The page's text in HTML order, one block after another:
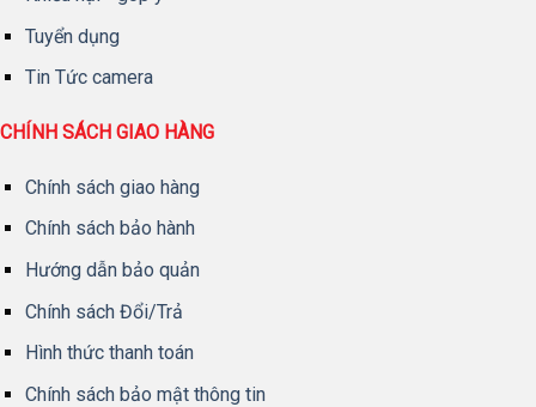
Tuyển dụng
Tin Tức camera
CHÍNH SÁCH GIAO HÀNG
Chính sách giao hàng
Chính sách bảo hành
Hướng dẫn bảo quản
Chính sách Đổi/Trả
Hình thức thanh toán
Chính sách bảo mật thông tin